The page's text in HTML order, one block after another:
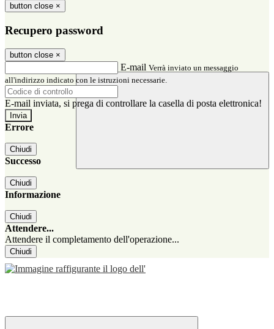
button close ×
Recupero password
button close ×
E-mail Verrà inviato un messaggio
all'indirizzo indicato con le istruzioni necessarie.
E-mail inviata, si prega di controllare la casella di posta elettronica!
Errore
Chiudi
Successo
Chiudi
Informazione
Chiudi
Attendere...
Attendere il completamento dell'operazione...
Chiudi